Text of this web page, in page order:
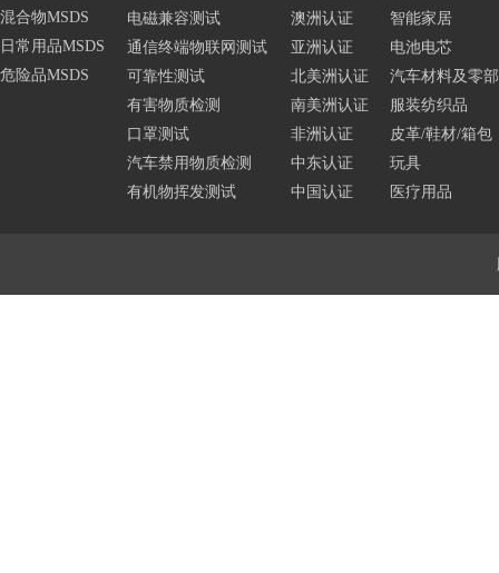
混合物MSDS
日常用品MSDS
危险品MSDS
电磁兼容测试
通信终端物联网测试
可靠性测试
有害物质检测
口罩测试
汽车禁用物质检测
有机物挥发测试
澳洲认证
亚洲认证
北美洲认证
南美洲认证
非洲认证
中东认证
中国认证
智能家居
电池电芯
汽车材料及零
服装纺织品
皮革/鞋材/箱包
玩具
医疗用品